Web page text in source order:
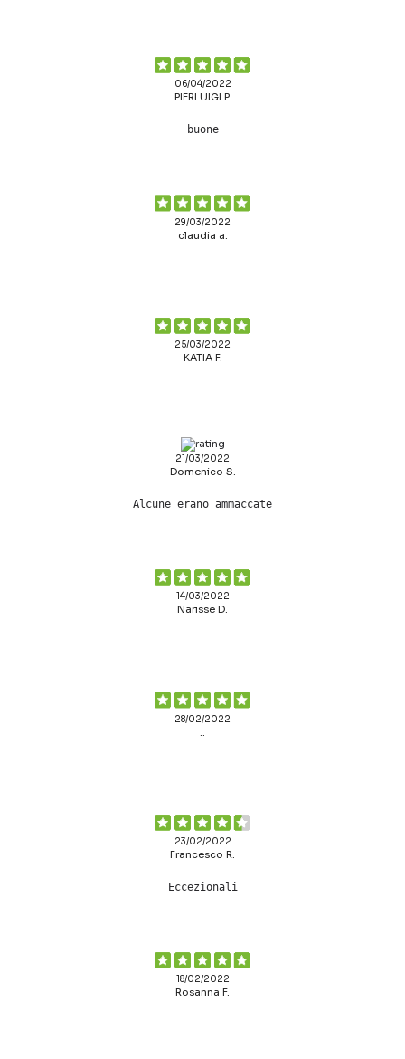
06/04/2022
PIERLUIGI P.
buone
29/03/2022
claudia a.
25/03/2022
KATIA F.
21/03/2022
Domenico S.
Alcune erano ammaccate
14/03/2022
Narisse D.
28/02/2022
23/02/2022
Francesco R.
Eccezionali
18/02/2022
Rosanna F.